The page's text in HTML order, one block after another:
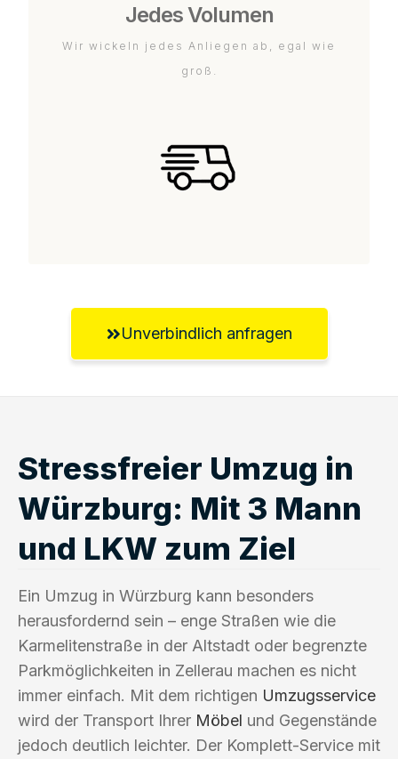
Jedes Volumen
Wir wickeln jedes Anliegen ab, egal wie
groß.
Unverbindlich anfragen
Stressfreier Umzug in
Würzburg: Mit 3 Mann
und LKW zum Ziel
Ein Umzug in Würzburg kann besonders
herausfordernd sein – enge Straßen wie die
Karmelitenstraße in der Altstadt oder begrenzte
Parkmöglichkeiten in Zellerau machen es nicht
immer einfach. Mit dem richtigen Umzugsservice
wird der Transport Ihrer Möbel und Gegenstände
jedoch deutlich leichter. Der Komplett-Service mit